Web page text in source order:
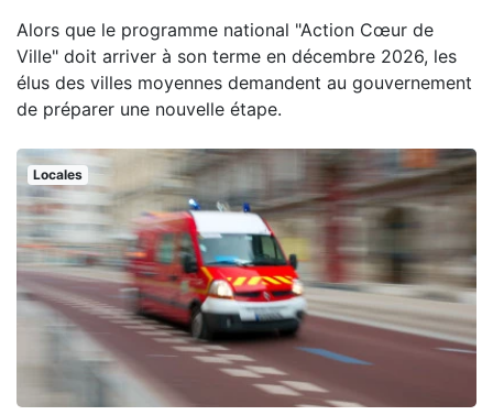
Alors que le programme national "Action Cœur de
Ville" doit arriver à son terme en décembre 2026, les
élus des villes moyennes demandent au gouvernement
de préparer une nouvelle étape.
Locales